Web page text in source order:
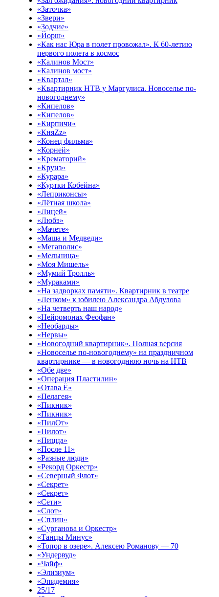
«Заточка»
«Звери»
«Зодчие»
«Йорш»
«Как нас Юра в полет провожал». К 60-летию
первого полета в космос
«Калинов Мост»
«Калинов мост»
«Квартал»
«Квартирник НТВ у Маргулиса. Новоселье по-
новогоднему»
«Кипелов»
«Кипелов»
«Кирпичи»
«КняZz»
«Конец фильма»
«Корней»
«Крематорий»
«Круиз»
«Курара»
«Куртки Кобейна»
«Леприконсы»
«Лётная школа»
«Лицей»
«Любэ»
«Мачете»
«Маша и Медведи»
«Мегаполис»
«Мельница»
«Моя Мишель»
«Мумий Тролль»
«Мураками»
«На задворках памяти». Квартирник в театре
«Ленком» к юбилею Александра Абдулова
«На четверть наш народ»
«Нейромонах Феофан»
«Необарды»
«Нервы»
«Новогодний квартирник». Полная версия
«Новоселье по-новогоднему» на праздничном
квартирнике — в новогоднюю ночь на НТВ
«Обе две»
«Операция Пластилин»
«Отава Ё»
«Пелагея»
«Пикник»
«Пикник»
«ПилОт»
«Пилот»
«Пицца»
«После 11»
«Разные люди»
«Рекорд Оркестр»
«Северный Флот»
«Секрет»
«Секрет»
«Сети»
«Слот»
«Сплин»
«Сурганова и Оркестр»
«Танцы Минус»
«Топор в озере». Алексею Романову — 70
«Ундервуд»
«Чайф»
«Элизиум»
«Эпидемия»
25/17